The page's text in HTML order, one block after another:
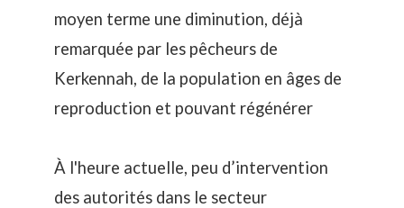
moyen terme une diminution, déjà
remarquée par les pêcheurs de
Kerkennah, de la population en âges de
reproduction et pouvant régénérer
À l'heure actuelle, peu d’intervention
des autorités dans le secteur